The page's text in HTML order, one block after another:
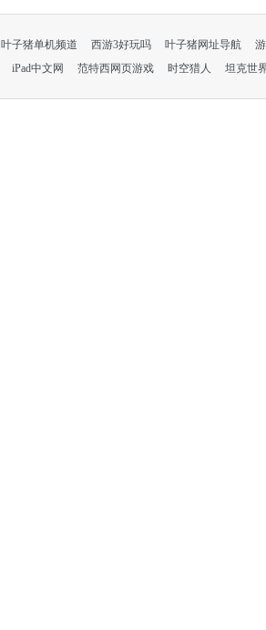
叶子猪单机频道 西游3好玩吗 叶子猪网址导航
iPad中文网 范特西网页游戏 时空猎人 坦克世